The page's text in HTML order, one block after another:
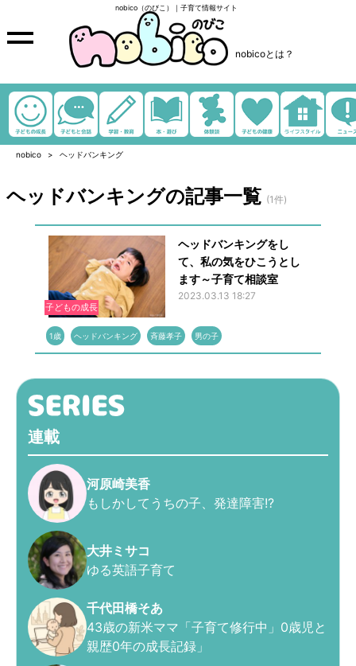
nobico（のびこ）｜子育て情報サイト
nobicoとは？
nobico ヘッドバンキング
ヘッドバンキングの記事一覧 (1件)
子どもの成長
ヘッドバンキングをし
て、私の気をひこうとし
ます～子育て相談室
2023.03.13 18:27
1歳 ヘッドバンキング 斉藤孝子 男の子
連載
河原崎美香
もしかしてうちの子、発達障害!?
大井ミサコ
ゆる英語子育て
千代田橋そあ
43歳の新米ママ「子育て修行中」0歳児と
親歴0年の成長記録」